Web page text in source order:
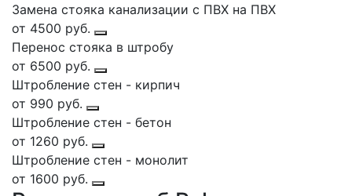
Замена стояка канализации с ПВХ на ПВХ
от 4500 руб.
Перенос стояка в штробу
от 6500 руб.
Штробление стен - кирпич
от 990 руб.
Штробление стен - бетон
от 1260 руб.
Штробление стен - монолит
от 1600 руб.